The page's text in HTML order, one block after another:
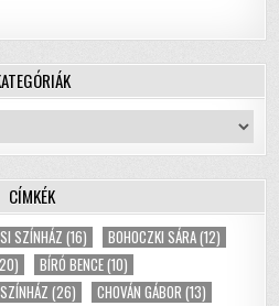
CÍMKÉK
SZÍNHÁZ (16) BOHOCZKI SÁRA(12)
BÍRÓ BENCE(10)
(26) CHOVÁN GÁBOR (13)